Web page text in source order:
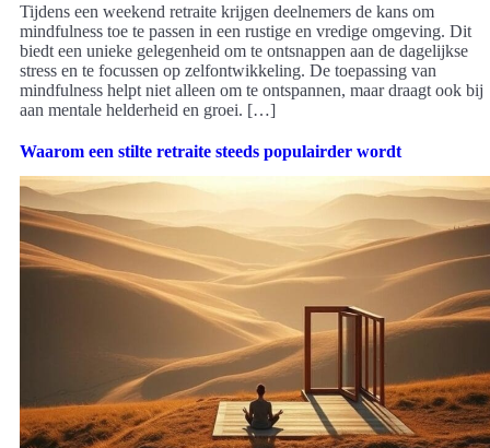
Tijdens een weekend retraite krijgen deelnemers de kans om
mindfulness toe te passen in een rustige en vredige omgeving. Dit
biedt een unieke gelegenheid om te ontsnappen aan de dagelijkse
stress en te focussen op zelfontwikkeling. De toepassing van
mindfulness helpt niet alleen om te ontspannen, maar draagt ook bij
aan mentale helderheid en groei. […]
Waarom een stilte retraite steeds populairder wordt